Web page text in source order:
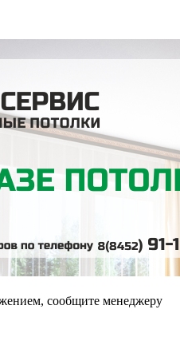
сообщите менеджеру